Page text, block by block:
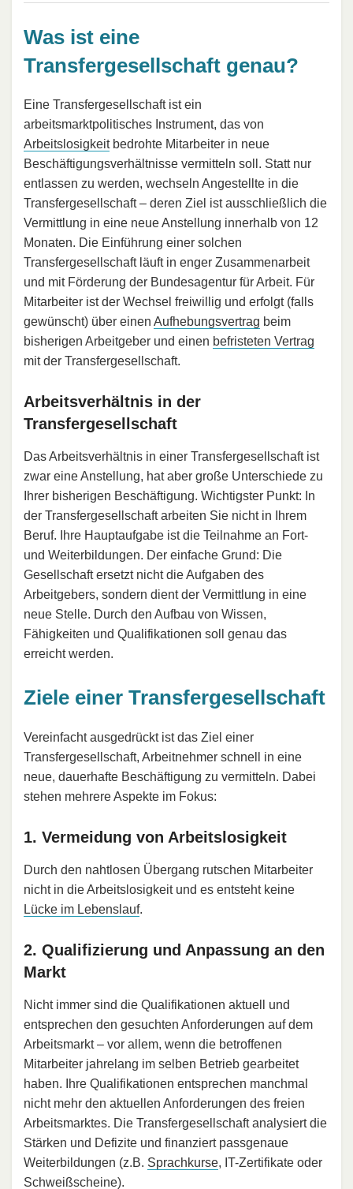
Was ist eine
Transfergesellschaft genau?
Eine Transfergesellschaft ist ein
arbeitsmarktpolitisches Instrument, das von
Arbeitslosigkeitbedrohte Mitarbeiter in neue
Beschäftigungsverhältnisse vermitteln soll. Statt nur
entlassen zu werden, wechseln Angestellte in die
Transfergesellschaft – deren Ziel ist ausschließlich die
Vermittlung in eine neue Anstellung innerhalb von 12
Monaten. Die Einführung einer solchen
Transfergesellschaft läuft in enger Zusammenarbeit
und mit Förderung der Bundesagentur für Arbeit. Für
Mitarbeiter ist der Wechsel freiwillig und erfolgt (falls
gewünscht) über einen Aufhebungsvertrag beim
bisherigen Arbeitgeber und einen befristeten Vertrag
mit der Transfergesellschaft.
Arbeitsverhältnis in der
Transfergesellschaft
Das Arbeitsverhältnis in einer Transfergesellschaft ist
zwar eine Anstellung, hat aber große Unterschiede zu
Ihrer bisherigen Beschäftigung. Wichtigster Punkt: In
der Transfergesellschaft arbeiten Sie nicht in Ihrem
Beruf. Ihre Hauptaufgabe ist die Teilnahme an Fort-
und Weiterbildungen. Der einfache Grund: Die
Gesellschaft ersetzt nicht die Aufgaben des
Arbeitgebers, sondern dient der Vermittlung in eine
neue Stelle. Durch den Aufbau von Wissen,
Fähigkeiten und Qualifikationen soll genau das
erreicht werden.
Ziele einer Transfergesellschaft
Vereinfacht ausgedrückt ist das Ziel einer
Transfergesellschaft, Arbeitnehmer schnell in eine
neue, dauerhafte Beschäftigung zu vermitteln. Dabei
stehen mehrere Aspekte im Fokus:
1. Vermeidung von Arbeitslosigkeit
Durch den nahtlosen Übergang rutschen Mitarbeiter
nicht in die Arbeitslosigkeit und es entsteht keine
Lücke im Lebenslauf.
2. Qualifizierung und Anpassung an den
Markt
Nicht immer sind die Qualifikationen aktuell und
entsprechen den gesuchten Anforderungen auf dem
Arbeitsmarkt – vor allem, wenn die betroffenen
Mitarbeiter jahrelang im selben Betrieb gearbeitet
haben. Ihre Qualifikationen entsprechen manchmal
nicht mehr den aktuellen Anforderungen des freien
Arbeitsmarktes. Die Transfergesellschaft analysiert die
Stärken und Defizite und finanziert passgenaue
Weiterbildungen (z.B. Sprachkurse, IT-Zertifikate oder
Schweißscheine).